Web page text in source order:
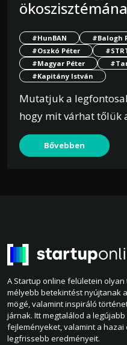
#HunBAN #Balogh
#Oszkó Péter
#Magyar Péter
#Kapitány István
Mutatjuk a
hogy mit várhat tőlük
Bővebben
A Startup online felületein
mélyebb betekintést nyújtanak
mögé, valamint inspiráló
járnak. Itt megtalálod a
fejleményeket, valamint a
legfrissebb eredményeit.